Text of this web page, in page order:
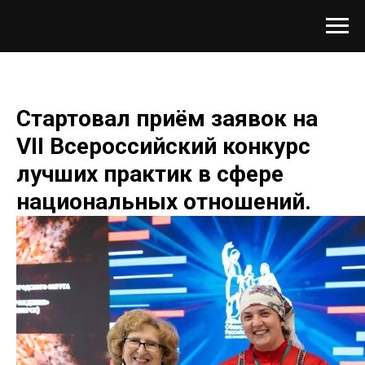
Стартовал приём заявок на
VII Всероссийский конкурс
лучших практик в сфере
национальных отношений.